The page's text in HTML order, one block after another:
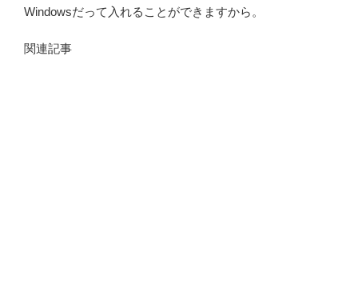
Windowsだって入れることができますから。
関連記事